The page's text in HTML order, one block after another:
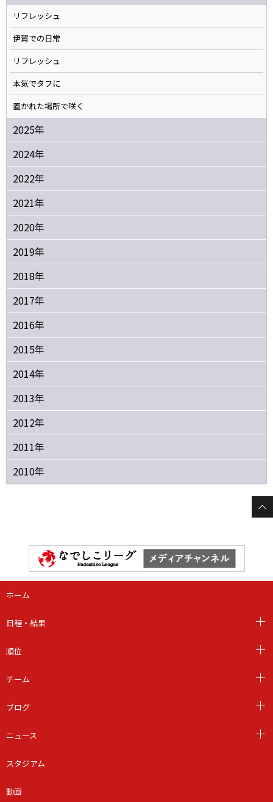
リフレッシュ
伊賀での日常
リフレッシュ
本気でタフに
置かれた場所で咲く
2025年
2024年
2022年
2021年
2020年
2019年
2018年
2017年
2016年
2015年
2014年
2013年
2012年
2011年
2010年
ホーム
日程・結果
順位
チーム
ブログ
ニュース
スタジアム
動画